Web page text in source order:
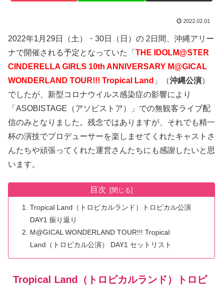
2022.02.01
2022年1月29日（土）・30日（日）の 2日間、沖縄アリー
ナで開催される予定となっていた「 THE IDOLM@STER
CINDERELLA GIRLS 10th ANNIVERSARY M@GICAL
WONDERLAND TOUR!!! Tropical Land 」（沖縄公演）
でしたが、新型コロナウイルス感染症の影響により
「ASOBISTAGE（アソビストア）」での無観客ライブ配
信のみとなりました。残念ではありますが、それでも精一
杯の演技でプロデューサーを楽しませてくれたキャストさ
んたちや頑張ってくれた運営さんたちにも感謝したいと思
います。
目次
Tropical Land（トロピカルランド）トロピカル公演
DAY1 振り返り
M@GICAL WONDERLAND TOUR!!! Tropical
Land（トロピカル公演） DAY1 セットリスト
Tropical Land（トロピカルランド）トロピ